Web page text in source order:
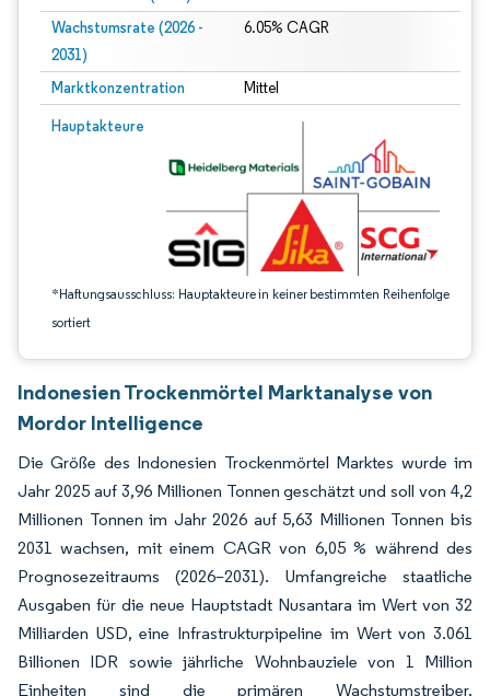
Wachstumsrate (2026 -
2031)
6.05% CAGR
Marktkonzentration Mittel
Hauptakteure
*Haftungsausschluss: Hauptakteure in keiner bestimmten Reihenfolge
sortiert
Bild © Mordor Intelligence. Wiederverwendung erfordert Namensnennung
Indonesien Trockenmörtel Marktanalyse von
Mordor Intelligence
Die Größe des Indonesien Trockenmörtel Marktes wurde im
Jahr 2025 auf 3,96 Millionen Tonnen geschätzt und soll von 4,2
Millionen Tonnen im Jahr 2026 auf 5,63 Millionen Tonnen bis
2031 wachsen, mit einem CAGR von 6,05 % während des
Prognosezeitraums (2026–2031). Umfangreiche staatliche
Ausgaben für die neue Hauptstadt Nusantara im Wert von 32
Milliarden USD, eine Infrastrukturpipeline im Wert von 3.061
Billionen IDR sowie jährliche Wohnbauziele von 1 Million
Einheiten sind die primären Wachstumstreiber.